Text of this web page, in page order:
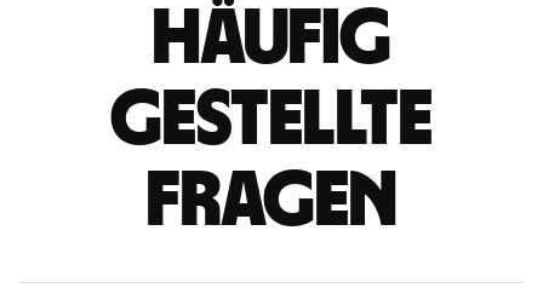
Häufig
gestellte
Fragen